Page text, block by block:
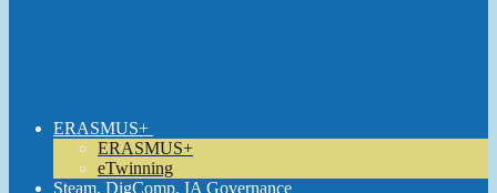
ERASMUS+
ERASMUS+
eTwinning
Steam, DigComp, IA Governance